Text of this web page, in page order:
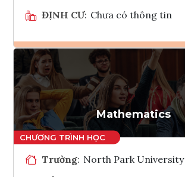
ĐỊNH CƯ: Chưa có thông tin
Ghi danh
Tham vấn Interlink
Mathematics
Trường: North Park University